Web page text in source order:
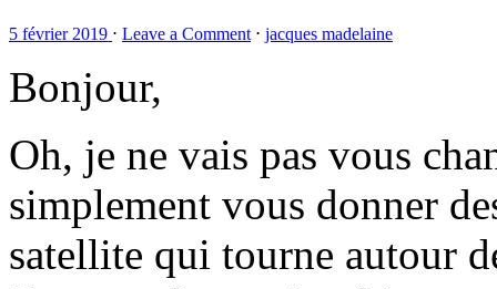
5 février 2019 ⋅ Leave a Comment ⋅ jacques madelaine
Bonjour,
Oh, je ne vais pas vous
simplement vous donner
satellite qui tourne autour